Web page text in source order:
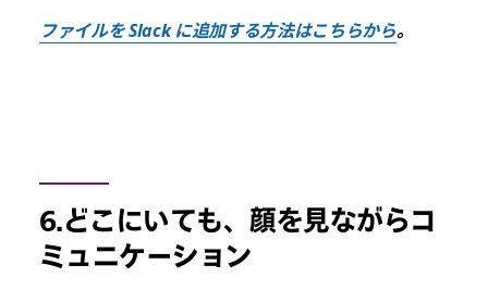
ファイルを Slack に追加する方法はこちらから。
6.どこにいても、顔を見ながらコ
ミュニケーション